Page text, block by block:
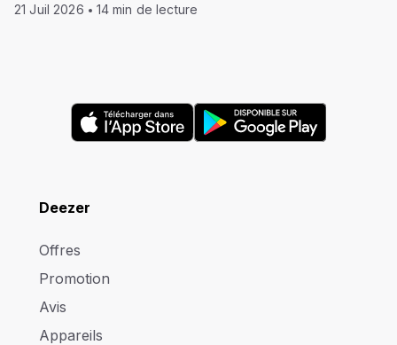
21 Juil 2026 14 min de lecture
Deezer
Offres
Promotion
Avis
Appareils